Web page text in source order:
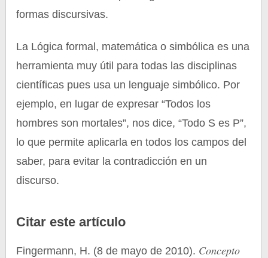
formas discursivas.
La Lógica formal, matemática o simbólica es una
herramienta muy útil para todas las disciplinas
científicas pues usa un lenguaje simbólico. Por
ejemplo, en lugar de expresar “Todos los
hombres son mortales”, nos dice, “Todo S es P”,
lo que permite aplicarla en todos los campos del
saber, para evitar la contradicción en un
discurso.
Citar este artículo
Fingermann, H. (8 de mayo de 2010). Concepto